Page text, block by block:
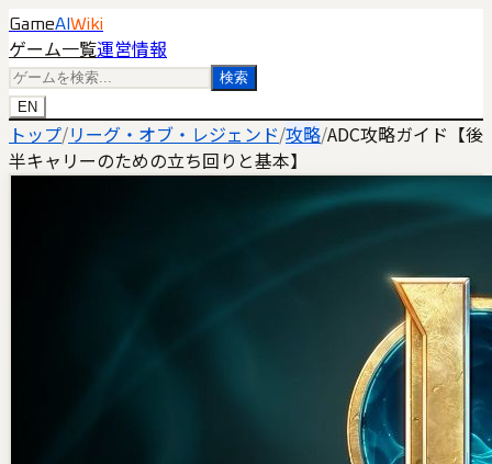
GameAI Wiki
ゲーム一覧運営情報
検索
EN
トップ/リーグ・オブ・レジェンド/攻略/ADC攻略ガイド【後
半キャリーのための立ち回りと基本】